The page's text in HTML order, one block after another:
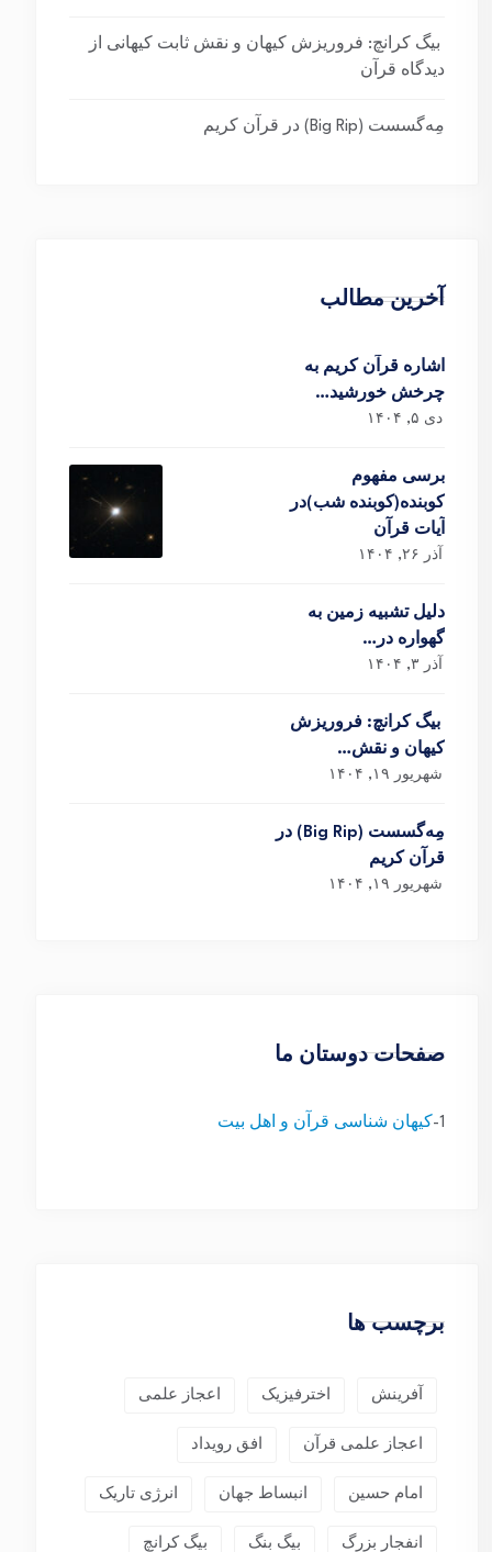
بیگ کرانچ: فروریزش کیهان و نقش ثابت کیهانی از
دیدگاه قرآن
مِه‌گسست (Big Rip) در قرآن کریم
آخرین مطالب
اشاره قرآن کریم به
چرخش خورشید…
دی ۵, ۱۴۰۴
برسی مفهوم
کوبنده(کوبنده شب)در
آیات قرآن
آذر ۲۶, ۱۴۰۴
دلیل تشبیه زمین به
گهواره در…
آذر ۳, ۱۴۰۴
بیگ کرانچ: فروریزش
کیهان و نقش…
شهریور ۱۹, ۱۴۰۴
مِه‌گسست (Big Rip) در
قرآن کریم
شهریور ۱۹, ۱۴۰۴
صفحات دوستان ما
1- کیهان شناسی قرآن و اهل بیت
برچسب ها
آفرینش اخترفیزیک اعجاز علمی
اعجاز علمی قرآن افق رویداد
امام حسین انبساط جهان انرژی تاریک
انفجار بزرگ بیگ بنگ بیگ کرانچ